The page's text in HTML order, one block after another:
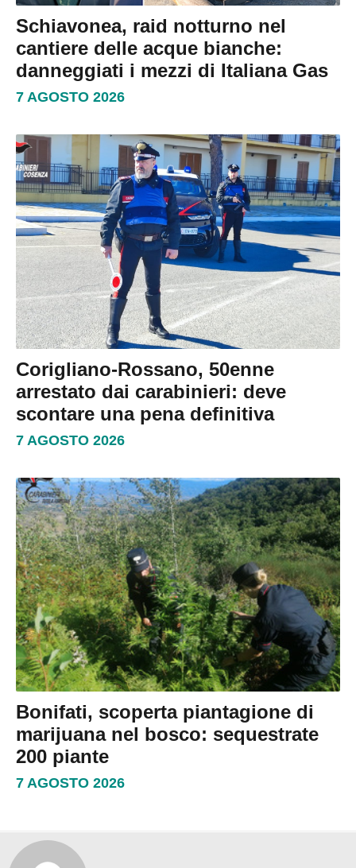
Schiavonea, raid notturno nel
cantiere delle acque bianche:
danneggiati i mezzi di Italiana Gas
7 AGOSTO 2026
Corigliano-Rossano, 50enne
arrestato dai carabinieri: deve
scontare una pena definitiva
7 AGOSTO 2026
Bonifati, scoperta piantagione di
marijuana nel bosco: sequestrate
200 piante
7 AGOSTO 2026